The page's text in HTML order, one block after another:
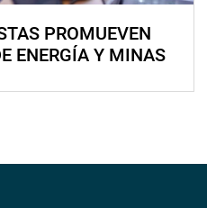
PROMUEVEN
ENERGÍA Y MINAS